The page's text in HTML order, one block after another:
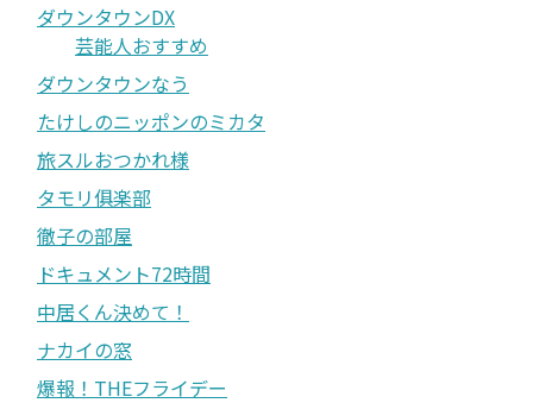
ダウンタウンDX
芸能人おすすめ
ダウンタウンなう
たけしのニッポンのミカタ
旅スルおつかれ様
タモリ俱楽部
徹子の部屋
ドキュメント72時間
中居くん決めて！
ナカイの窓
爆報！THEフライデー